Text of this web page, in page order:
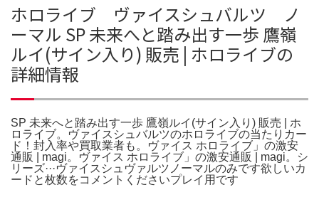
ホロライブ ヴァイスシュバルツ ノ
ーマル SP 未来へと踏み出す一歩 鷹嶺
ルイ(サイン入り) 販売 | ホロライブの
詳細情報
SP 未来へと踏み出す一歩 鷹嶺ルイ(サイン入り) 販売 | ホ
ロライブ。ヴァイスシュバルツのホロライブの当たりカー
ド！封入率や買取業者も。ヴァイス ホロライブ」の激安
通販 | magi。ヴァイス ホロライブ」の激安通販 | magi。シ
リーズ···ヴァイスシュヴァルツノーマルのみです欲しいカ
ードと枚数をコメントくださいプレイ用です